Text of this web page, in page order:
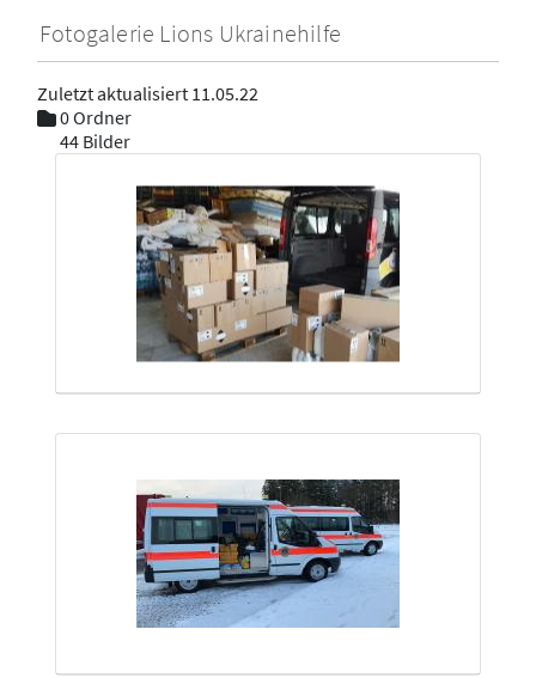
Fotogalerie Lions Ukrainehilfe
Zuletzt aktualisiert 11.05.22
0 Ordner
44 Bilder